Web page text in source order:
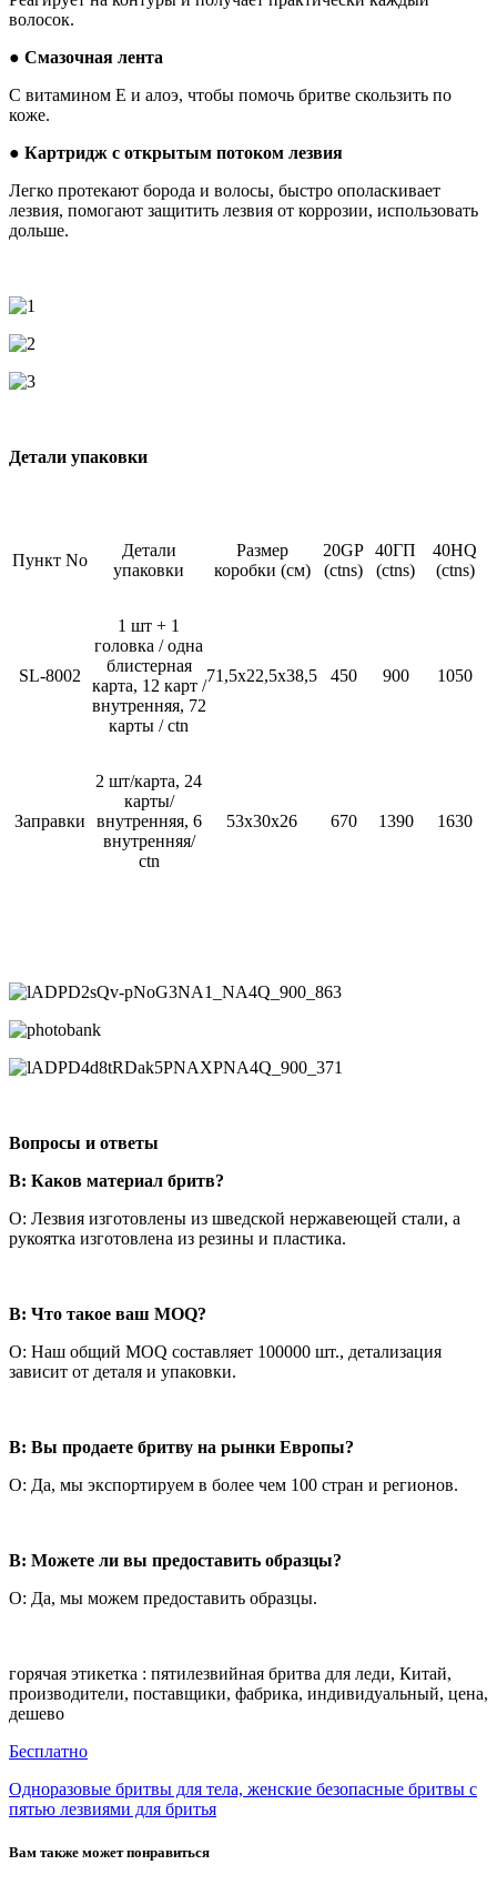
волосок.
● Смазочная лента
С витамином Е и алоэ, чтобы помочь бритве скользить по
коже.
● Картридж с открытым потоком лезвия
Легко протекают борода и волосы, быстро ополаскивает
лезвия, помогают защитить лезвия от коррозии, использовать
дольше.
Детали упаковки
Пункт No
Детали
упаковки
Размер
коробки (см)
20GP
(ctns)
40ГП
(ctns)
40HQ
(ctns)
SL-8002
1 шт + 1
головка / одна
блистерная
карта, 12 карт /
внутренняя, 72
карты / ctn
71,5х22,5х38,5 450 900 1050
Заправки
2 шт/карта, 24
карты/
внутренняя, 6
внутренняя/
ctn
53х30х26 670 1390 1630
Вопросы и ответы
В: Каков материал бритв?
О: Лезвия изготовлены из шведской нержавеющей стали, а
рукоятка изготовлена из резины и пластика.
В: Что такое ваш MOQ?
О: Наш общий MOQ составляет 100000 шт., детализация
зависит от деталя и упаковки.
В: Вы продаете бритву на рынки Европы?
О: Да, мы экспортируем в более чем 100 стран и регионов.
В: Можете ли вы предоставить образцы?
О: Да, мы можем предоставить образцы.
горячая этикетка : пятилезвийная бритва для леди, Китай,
производители, поставщики, фабрика, индивидуальный, цена,
дешево
Бесплатно
Одноразовые бритвы для тела, женские безопасные бритвы с
пятью лезвиями для бритья
Вам также может понравиться